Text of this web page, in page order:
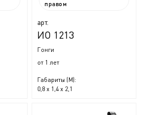
правом
арт.
ИО 1213
Гонги
от 1 лет
Габариты (М):
0,8 x 1,4 x 2,1